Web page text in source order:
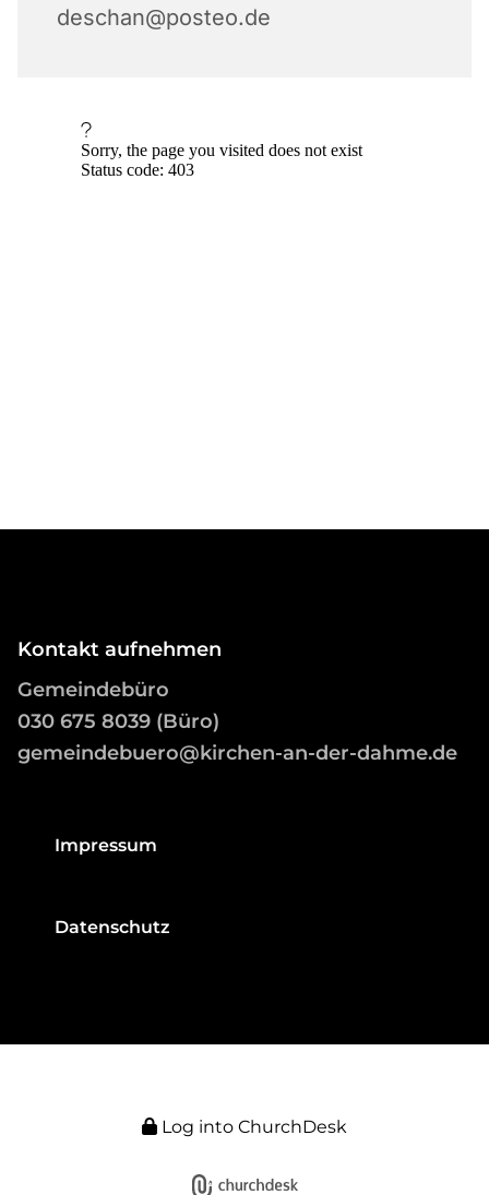
deschan@posteo.de
Kontakt aufnehmen
Gemeindebüro
030 675 8039 (Büro)
gemeindebuero@kirchen-an-der-dahme.de
Impressum
Datenschutz
Log into ChurchDesk